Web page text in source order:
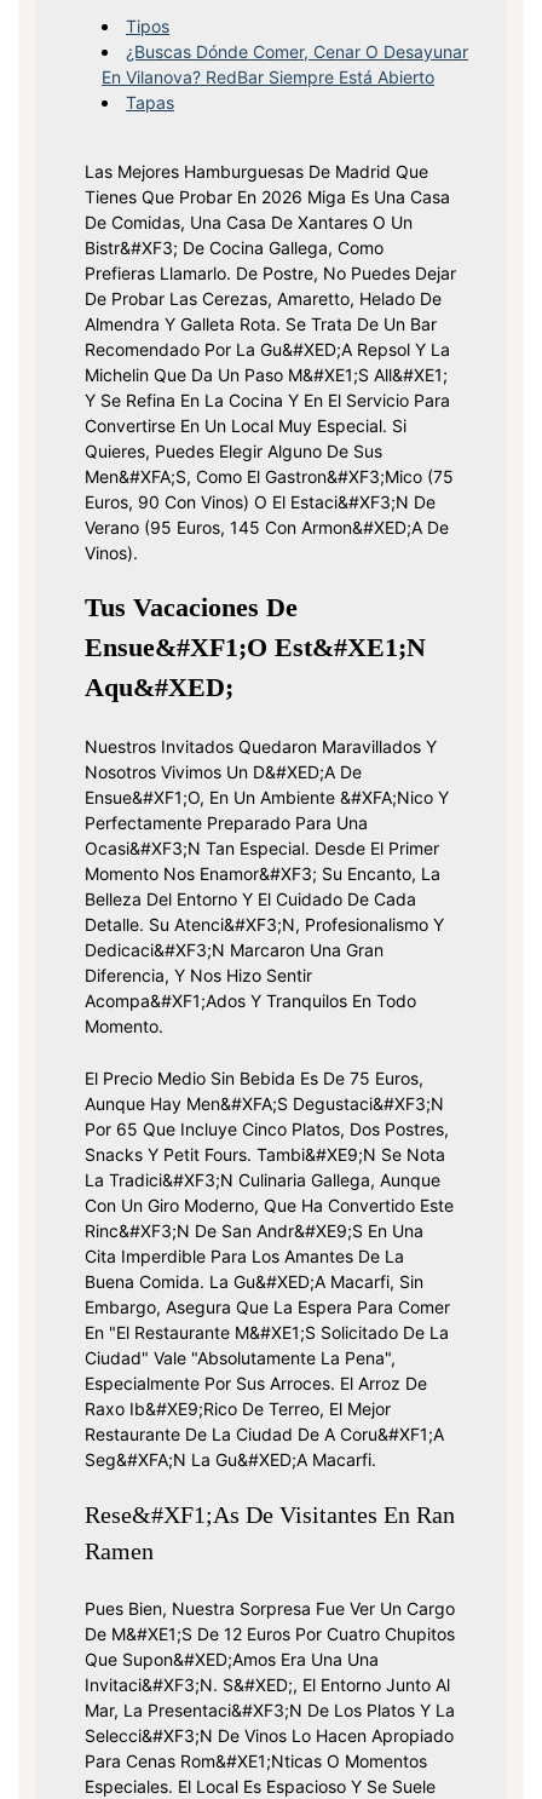
Tipos
¿Buscas Dónde Comer, Cenar O Desayunar
En Vilanova? RedBar Siempre Está Abierto
Tapas
Las Mejores Hamburguesas De Madrid Que
Tienes Que Probar En 2026 Miga Es Una Casa
De Comidas, Una Casa De Xantares O Un
Bistr&#xF3; De Cocina Gallega, Como
Prefieras Llamarlo. De Postre, No Puedes Dejar
De Probar Las Cerezas, Amaretto, Helado De
Almendra Y Galleta Rota. Se Trata De Un Bar
Recomendado Por La Gu&#xED;a Repsol Y La
Michelin Que Da Un Paso M&#xE1;s All&#xE1;
Y Se Refina En La Cocina Y En El Servicio Para
Convertirse En Un Local Muy Especial. Si
Quieres, Puedes Elegir Alguno De Sus
Men&#xFA;s, Como El Gastron&#xF3;mico (75
Euros, 90 Con Vinos) O El Estaci&#xF3;n De
Verano (95 Euros, 145 Con Armon&#xED;a De
Vinos).
Tus Vacaciones De
Ensue&#xF1;o Est&#xE1;n
Aqu&#xED;
Nuestros Invitados Quedaron Maravillados Y
Nosotros Vivimos Un D&#xED;a De
Ensue&#xF1;o, En Un Ambiente &#xFA;nico Y
Perfectamente Preparado Para Una
Ocasi&#xF3;n Tan Especial. Desde El Primer
Momento Nos Enamor&#xF3; Su Encanto, La
Belleza Del Entorno Y El Cuidado De Cada
Detalle. Su Atenci&#xF3;n, Profesionalismo Y
Dedicaci&#xF3;n Marcaron Una Gran
Diferencia, Y Nos Hizo Sentir
Acompa&#xF1;ados Y Tranquilos En Todo
Momento.
El Precio Medio Sin Bebida Es De 75 Euros,
Aunque Hay Men&#xFA;s Degustaci&#xF3;n
Por 65 Que Incluye Cinco Platos, Dos Postres,
Snacks Y Petit Fours. Tambi&#xE9;n Se Nota
La Tradici&#xF3;n Culinaria Gallega, Aunque
Con Un Giro Moderno, Que Ha Convertido Este
Rinc&#xF3;n De San Andr&#xE9;s En Una
Cita Imperdible Para Los Amantes De La
Buena Comida. La Gu&#xED;a Macarfi, Sin
Embargo, Asegura Que La Espera Para Comer
En "el Restaurante M&#xE1;s Solicitado De La
Ciudad" Vale "absolutamente La Pena",
Especialmente Por Sus Arroces. El Arroz De
Raxo Ib&#xE9;rico De Terreo, El Mejor
Restaurante De La Ciudad De A Coru&#xF1;a
Seg&#xFA;n La Gu&#xED;a Macarfi.
Rese&#xF1;as De Visitantes En Ran
Ramen
Pues Bien, Nuestra Sorpresa Fue Ver Un Cargo
De M&#xE1;s De 12 Euros Por Cuatro Chupitos
Que Supon&#xED;amos Era Una Una
Invitaci&#xF3;n. S&#xED;, El Entorno Junto Al
Mar, La Presentaci&#xF3;n De Los Platos Y La
Selecci&#xF3;n De Vinos Lo Hacen Apropiado
Para Cenas Rom&#xE1;nticas O Momentos
Especiales. El Local Es Espacioso Y Se Suele